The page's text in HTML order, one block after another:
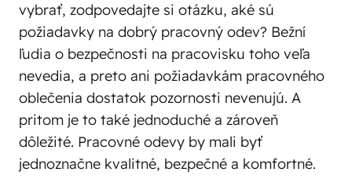
vybrať, zodpovedajte si otázku, aké sú
požiadavky na dobrý pracovný odev? Bežní
ľudia o bezpečnosti na pracovisku toho veľa
nevedia, a preto ani požiadavkám pracovného
oblečenia dostatok pozornosti nevenujú. A
pritom je to také jednoduché a zároveň
dôležité. Pracovné odevy by mali byť
jednoznačne kvalitné, bezpečné a komfortné.